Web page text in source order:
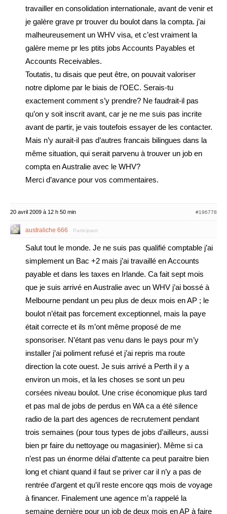
travailler en consolidation internationale, avant de venir et
je galère grave pr trouver du boulot dans la compta. j’ai
malheureusement un WHV visa, et c’est vraiment la
galère meme pr les ptits jobs Accounts Payables et
Accounts Receivables.
Toutatis, tu disais que peut être, on pouvait valoriser
notre diplome par le biais de l’OEC. Serais-tu
exactement comment s’y prendre? Ne faudrait-il pas
qu’on y soit inscrit avant, car je ne me suis pas incrite
avant de partir, je vais toutefois essayer de les contacter.
Mais n’y aurait-il pas d’autres francais bilingues dans la
même situation, qui serait parvenu à trouver un job en
compta en Australie avec le WHV?
Merci d’avance pour vos commentaires.
20 avril 2009 à 12 h 50 min #196778
australiche 666 Participant
Salut tout le monde. Je ne suis pas qualifié comptable j’ai
simplement un Bac +2 mais j’ai travaillé en Accounts
payable et dans les taxes en Irlande. Ca fait sept mois
que je suis arrivé en Australie avec un WHV j’ai bossé à
Melbourne pendant un peu plus de deux mois en AP ; le
boulot n’était pas forcement exceptionnel, mais la paye
était correcte et ils m’ont même proposé de me
sponsoriser. N’étant pas venu dans le pays pour m’y
installer j’ai poliment refusé et j’ai repris ma route
direction la cote ouest. Je suis arrivé a Perth il y a
environ un mois, et la les choses se sont un peu
corsées niveau boulot. Une crise économique plus tard
et pas mal de jobs de perdus en WA ca a été silence
radio de la part des agences de recrutement pendant
trois semaines (pour tous types de jobs d’ailleurs, aussi
bien pr faire du nettoyage ou magasinier). Même si ca
n’est pas un énorme délai d’attente ca peut paraitre bien
long et chiant quand il faut se priver car il n’y a pas de
rentrée d’argent et qu’il reste encore qqs mois de voyage
à financer. Finalement une agence m’a rappelé la
semaine dernière pour un job de deux mois en AP à faire